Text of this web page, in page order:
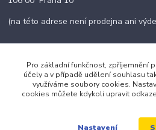
(na této adrese není prodejna ani
Kontakty
Pro základní funkčnost, zpříjemnění
účely a v případě udělení souhlasu
využíváme soubory cookies.
cookies můžete kdykoli upravit
Nastavení